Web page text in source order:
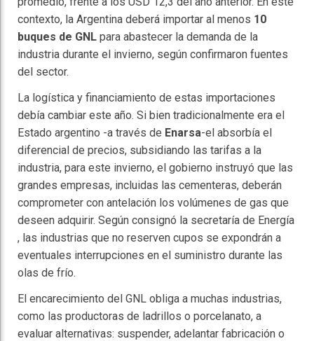
contexto, la Argentina deberá importar al menos 10
buques de GNL para abastecer la demanda de la
industria durante el invierno, según confirmaron fuentes
del sector.
La logística y financiamiento de estas importaciones
debía cambiar este año. Si bien tradicionalmente era el
Estado argentino -a través de Enarsa-el absorbía el
diferencial de precios, subsidiando las tarifas a la
industria, para este invierno, el gobierno instruyó que las
grandes empresas, incluidas las cementeras, deberán
comprometer con antelación los volúmenes de gas que
deseen adquirir. Según consignó la secretaría de Energía
, las industrias que no reserven cupos se expondrán a
eventuales interrupciones en el suministro durante las
olas de frío.
El encarecimiento del GNL obliga a muchas industrias,
como las productoras de ladrillos o porcelanato, a
evaluar alternativas: suspender, adelantar fabricación o